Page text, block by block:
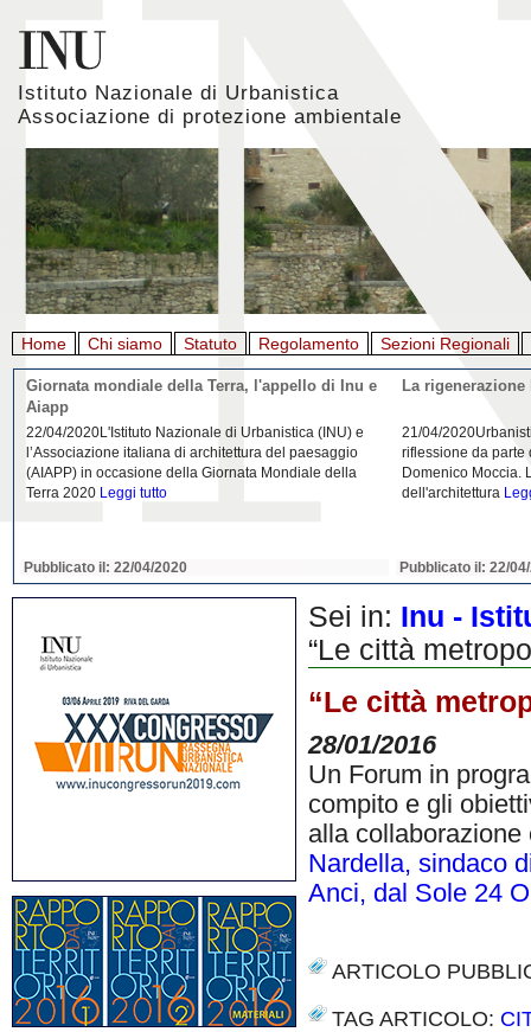
Istituto Nazionale di Urbanistica
Associazione di protezione ambientale
Home Chi siamo Statuto Regolamento Sezioni Regionali
Giornata mondiale della Terra, l'appello di Inu e
Aiapp
22/04/2020L'Istituto Nazionale di Urbanistica (INU) e
l’Associazione italiana di architettura del paesaggio
(AIAPP) in occasione della Giornata Mondiale della
Terra 2020 Leggi tutto
Pubblicato il: 22/04/2020
La
21/04/
riflessione da parte
Domenico Moccia.
dell'architettura
Pubblicato il: 22/
Sei in: Inu -
“Le città
“Le città
28/01/2016
Un Forum in
compito e gli
alla
Nardella, sindaco
Anci, dal Sole 24
ARTICOLO
TAG ARTICOLO: